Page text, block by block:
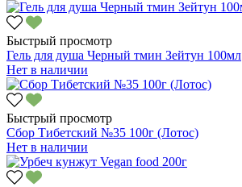
Быстрый просмотр
Гель для душа Черный тмин Зейтун 100мл
Нет в наличии
Быстрый просмотр
Сбор Тибетский №35 100г (Лотос)
Нет в наличии